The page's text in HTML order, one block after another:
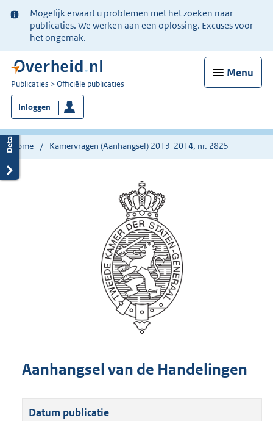
Ter
informatie:
Mogelijk ervaart u problemen met het zoeken naar
publicaties. We werken aan een oplossing. Excuses voor
het ongemak.
Menu
U
bent
nu
hier:
Publicaties Officiële publicaties
Inloggen
Home Kamervragen (Aanhangsel) 2013-2014, nr. 2825
Aanhangsel van de Handelingen